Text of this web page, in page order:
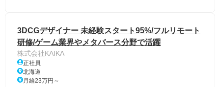
3DCGデザイナー 未経験スタート95%/フルリモート
研修/ゲーム業界やメタバース分野で活躍
株式会社KAIKA
正社員
北海道
月給23万円～